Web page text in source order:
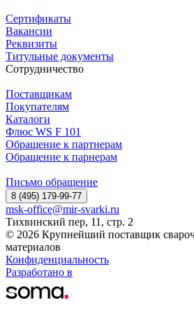
Сертификаты
Вакансии
Реквизиты
Титульные документы
Сотрудничество
Поставщикам
Покупателям
Каталоги
Флюс WS F 101
Обращение к партнерам
Обращение к парнерам
Письмо обращение
8 (495) 179-99-77
msk-office@mir-svarki.ru
Тихвинский пер, 11, стр. 2
© 2026 Крупнейший поставщик
материалов
Конфиденциальность
Разработано в